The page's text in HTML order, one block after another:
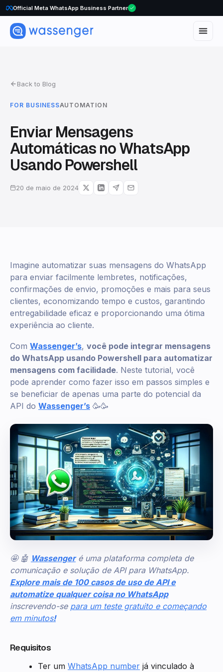
Official Meta WhatsApp Business Partner
Back to Blog
FOR BUSINESSAUTOMATION
Enviar Mensagens
Automáticas no WhatsApp
Usando Powershell
20 de maio de 2024
Imagine automatizar suas mensagens do WhatsApp
para enviar facilmente lembretes, notificações,
confirmações de envio, promoções e mais para seus
clientes, economizando tempo e custos, garantindo
entregabilidade eficaz e proporcionando uma ótima
experiência ao cliente.
Com Wassenger’s, você pode integrar mensagens
do WhatsApp usando Powershell para automatizar
mensagens com facilidade. Neste tutorial, você
pode aprender como fazer isso em passos simples e
se beneficiar de apenas uma parte do potencial da
API do Wassenger’s 🥳🥳
🤩 🤖 Wassenger é uma plataforma completa de
comunicação e solução de API para WhatsApp.
Explore mais de 100 casos de uso de API e
automatize qualquer coisa no WhatsApp
inscrevendo-se para um teste gratuito e começando
em minutos!
Requisitos
Ter um WhatsApp number já vinculado à